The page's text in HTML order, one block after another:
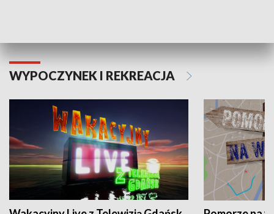
WYPOCZYNEK I REKREACJA